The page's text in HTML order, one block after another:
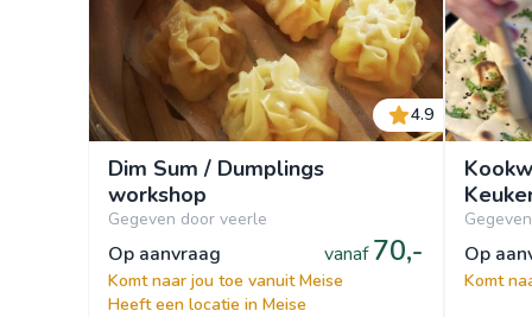
4.9
Dim Sum / Dumplings
workshop
Gegeven door veerle
op aanvraag vanaf 70,-
Komt naar jou toe vanuit Meise
Heeft een locatie in Meise
op
Komt